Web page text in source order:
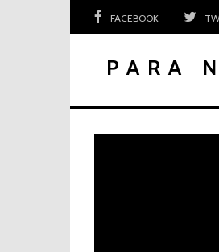
FACEBOOK
PARA